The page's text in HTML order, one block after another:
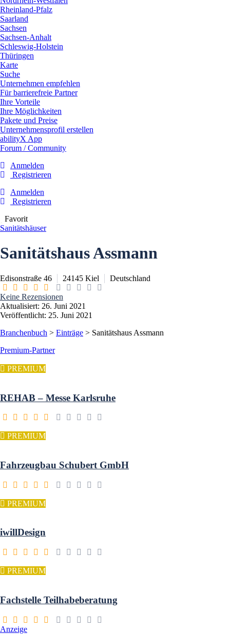
Rheinland-Pfalz
Saarland
Sachsen
Sachsen-Anhalt
Schleswig-Holstein
Thüringen
Karte
Suche
Unternehmen empfehlen
Für barrierefreie Partner
Ihre Vorteile
Ihre Möglichkeiten
Pakete und Preise
Unternehmensprofil erstellen
abilityX App
Forum / Community
Anmelden
Registrieren
Anmelden
Registrieren
Favorit
Sanitätshäuser
Sanitätshaus Assmann
Edisonstraße 46 24145 Kiel Deutschland
Keine Rezensionen
Aktualisiert: 26. Juni 2021
Veröffentlicht: 25. Juni 2021
Branchenbuch > Einträge > Sanitätshaus Assmann
Premium-Partner
PREMIUM
REHAB – Messe Karlsruhe
PREMIUM
Fahrzeugbau Schubert GmbH
PREMIUM
iwillDesign
PREMIUM
Fachstelle Teilhabeberatung
Anzeige